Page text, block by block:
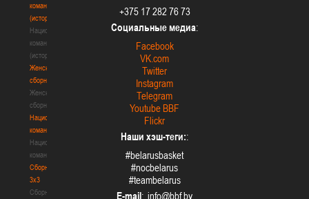
команда
(история)
Национальная
команда
(история)
Женские
сборные
Женские
сборные
Национальная
команда
Национальная
команда
Сборные
3х3
Сборные
+375 17 282 76 73
Социальные медиа:
Facebook
VK.com
Twitter
Instagram
Telegram
Youtube BBF
Flickr
Наши хэш-теги::
#belarusbasket
#nocbelarus
#teambelarus
E-mail: